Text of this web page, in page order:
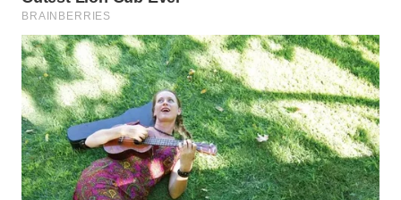
Network
KONSUMEN
LISTRIK
MASYARAKAT
KELISTRIKAN